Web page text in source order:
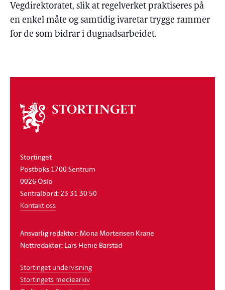
Vegdirektoratet, slik at regelverket praktiseres på
en enkel måte og samtidig ivaretar trygge rammer
for de som bidrar i dugnadsarbeidet.
Om
stortinget
Stortinget
Postboks 1700 Sentrum
0026 Oslo
Sentralbord: 23 31 30 50
Kontakt oss
Ansvarlig redaktør: Mona Mortensen Krane
Nettredaktør: Lars Henie Barstad
Stortinget undervisning
Stortingets mediearkiv